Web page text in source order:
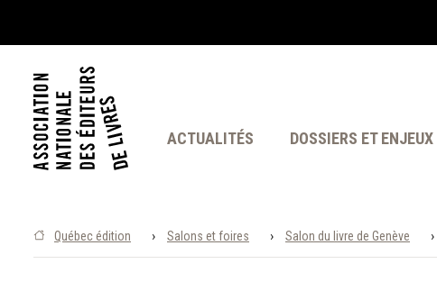
ACTUALITÉS DOSSIERS ET ENJEUX
Québec édition › Salons et foires › Salon du livre de Genève ›